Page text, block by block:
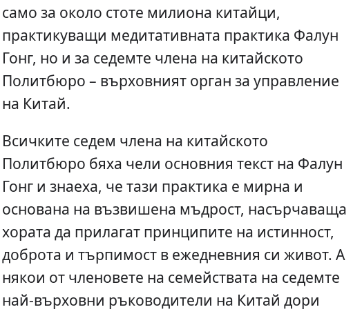
само за около стоте милиона китайци,
практикуващи медитативната практика Фалун
Гонг, но и за седемте члена на китайското
Политбюро – върховният орган за управление
на Китай.
Всичките седем члена на китайското
Политбюро бяха чели основния текст на Фалун
Гонг и знаеха, че тази практика е мирна и
основана на възвишена мъдрост, насърчаваща
хората да прилагат принципите на истинност,
доброта и търпимост в ежедневния си живот. А
някои от членовете на семействата на седемте
най-върховни ръководители на Китай дори